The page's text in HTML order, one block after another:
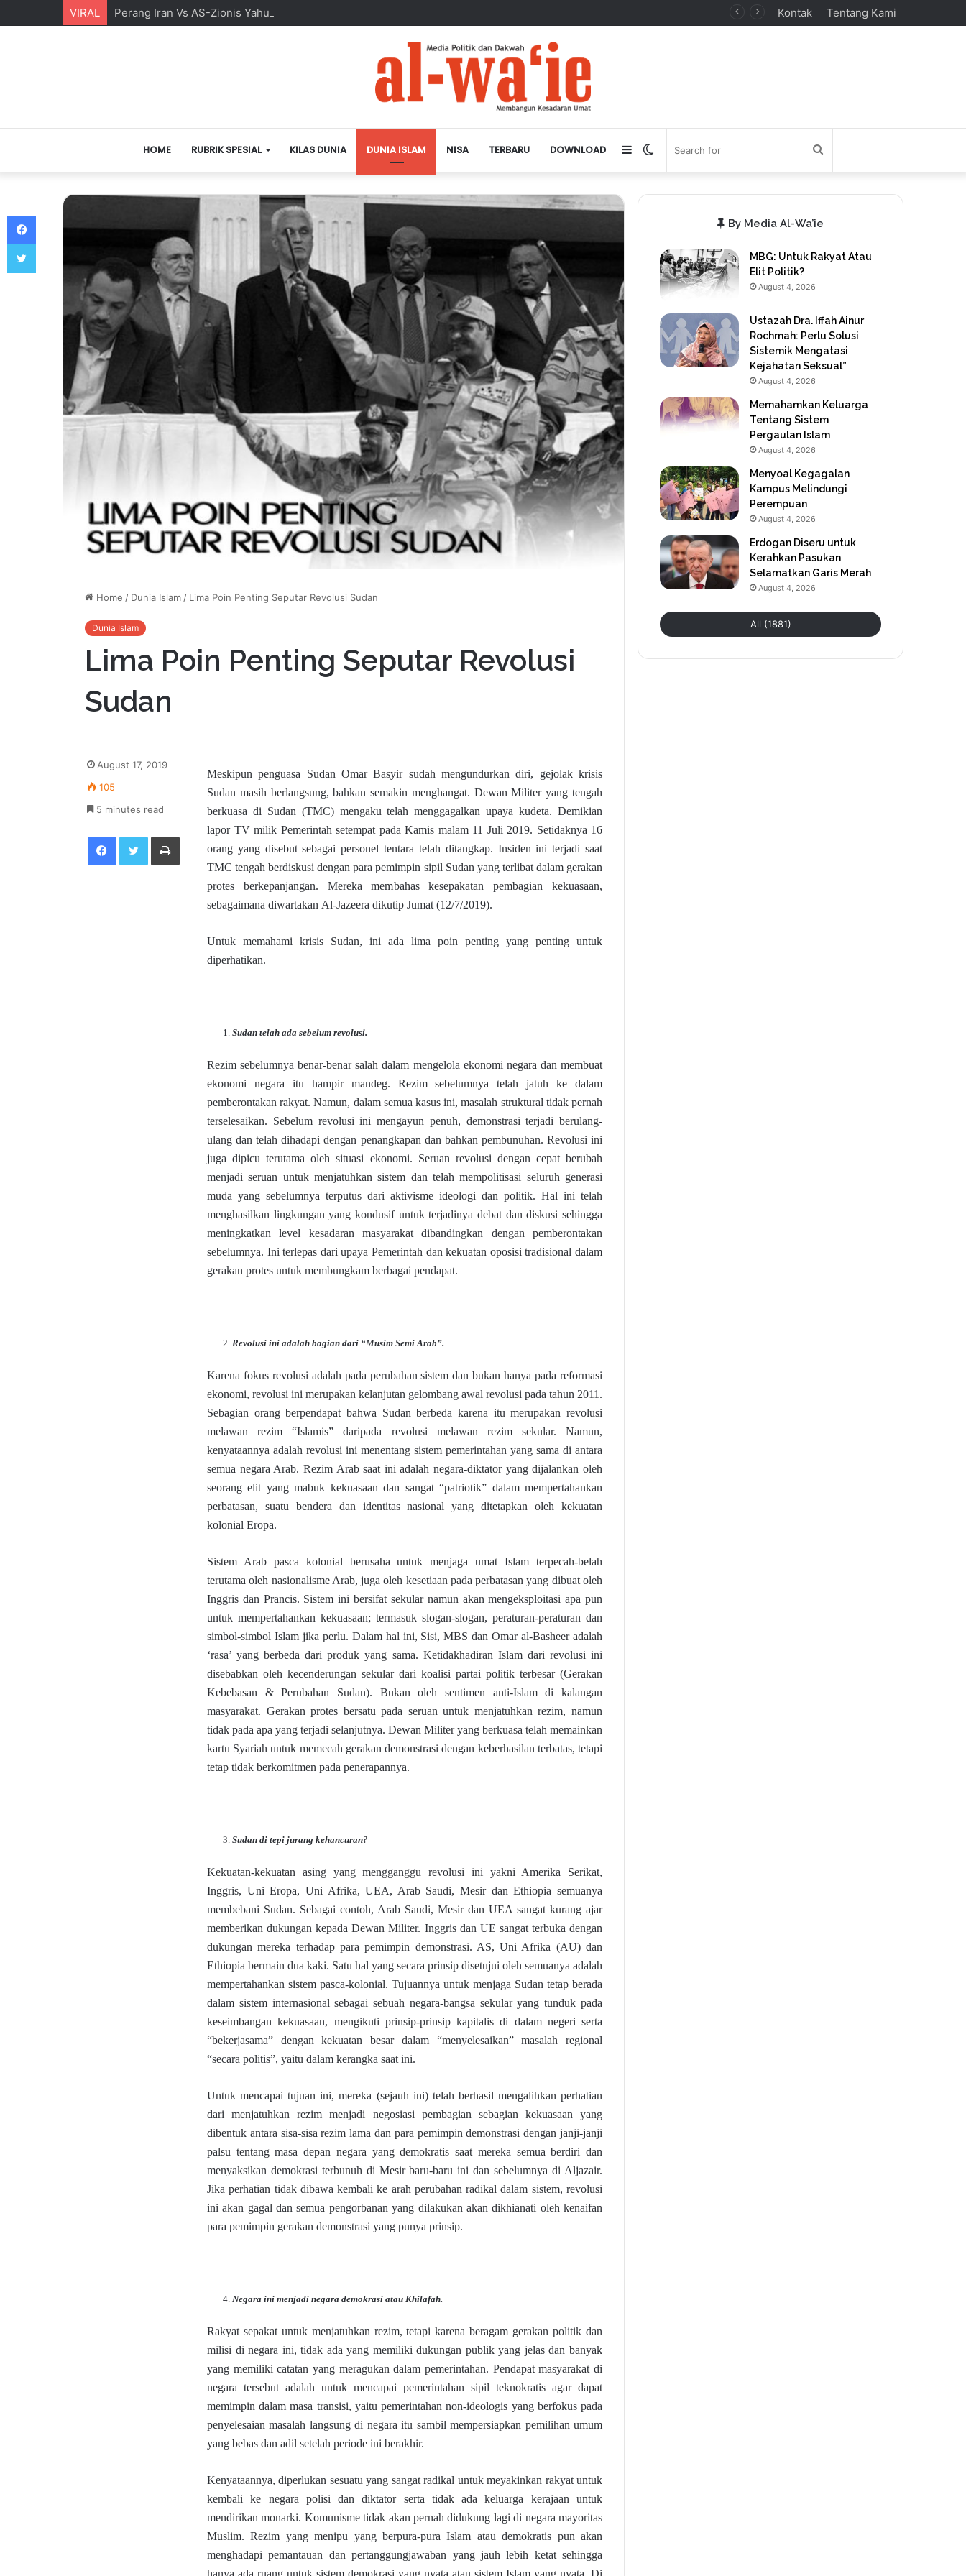
VIRAL Perang Iran Vs AS-Zionis Yahudi dan Masa Depan Dunia Islam Kontak Tentang Kami
HOME RUBRIK SPESIAL KILAS DUNIA DUNIA ISLAM NISA TERBARU DOWNLOAD
for
Switch
skin
Sidebar
Home / Dunia Islam / Lima Poin Penting Seputar Revolusi Sudan
Dunia Islam
Lima Poin Penting Seputar Revolusi
Sudan
Meskipun penguasa Sudan Omar Basyir sudah mengundurkan diri, gejolak krisis
Sudan masih berlangsung, bahkan semakin menghangat. Dewan Militer yang tengah
berkuasa di Sudan (TMC) mengaku telah menggagalkan upaya kudeta. Demikian
lapor TV milik Pemerintah setempat pada Kamis malam 11 Juli 2019. Setidaknya 16
orang yang disebut sebagai personel tentara telah ditangkap. Insiden ini terjadi saat
TMC tengah berdiskusi dengan para pemimpin sipil Sudan yang terlibat dalam gerakan
protes berkepanjangan. Mereka membahas kesepakatan pembagian kekuasaan,
sebagaimana diwartakan Al-Jazeera dikutip Jumat (12/7/2019).
Untuk memahami krisis Sudan, ini ada lima poin penting yang penting untuk
diperhatikan.
Sudan telah ada sebelum revolusi.
Rezim sebelumnya benar-benar salah dalam mengelola ekonomi negara dan membuat
ekonomi negara itu hampir mandeg. Rezim sebelumnya telah jatuh ke dalam
pemberontakan rakyat. Namun, dalam semua kasus ini, masalah struktural tidak pernah
terselesaikan. Sebelum revolusi ini mengayun penuh, demonstrasi terjadi berulang-
ulang dan telah dihadapi dengan penangkapan dan bahkan pembunuhan. Revolusi ini
juga dipicu terutama oleh situasi ekonomi. Seruan revolusi dengan cepat berubah
menjadi seruan untuk menjatuhkan sistem dan telah mempolitisasi seluruh generasi
muda yang sebelumnya terputus dari aktivisme ideologi dan politik. Hal ini telah
menghasilkan lingkungan yang kondusif untuk terjadinya debat dan diskusi sehingga
meningkatkan level kesadaran masyarakat dibandingkan dengan pemberontakan
sebelumnya. Ini terlepas dari upaya Pemerintah dan kekuatan oposisi tradisional dalam
gerakan protes untuk membungkam berbagai pendapat.
Revolusi ini adalah bagian dari “Musim Semi Arab”.
Karena fokus revolusi adalah pada perubahan sistem dan bukan hanya pada reformasi
ekonomi, revolusi ini merupakan kelanjutan gelombang awal revolusi pada tahun 2011.
Sebagian orang berpendapat bahwa Sudan berbeda karena itu merupakan revolusi
melawan rezim “Islamis” daripada revolusi melawan rezim sekular. Namun,
kenyataannya adalah revolusi ini menentang sistem pemerintahan yang sama di antara
semua negara Arab. Rezim Arab saat ini adalah negara-diktator yang dijalankan oleh
seorang elit yang mabuk kekuasaan dan sangat “patriotik” dalam mempertahankan
perbatasan, suatu bendera dan identitas nasional yang ditetapkan oleh kekuatan
kolonial Eropa.
Sistem Arab pasca kolonial berusaha untuk menjaga umat Islam terpecah-belah
terutama oleh nasionalisme Arab, juga oleh kesetiaan pada perbatasan yang dibuat oleh
Inggris dan Prancis. Sistem ini bersifat sekular namun akan mengeksploitasi apa pun
untuk mempertahankan kekuasaan; termasuk slogan-slogan, peraturan-peraturan dan
simbol-simbol Islam jika perlu. Dalam hal ini, Sisi, MBS dan Omar al-Basheer adalah
‘rasa’ yang berbeda dari produk yang sama. Ketidakhadiran Islam dari revolusi ini
disebabkan oleh kecenderungan sekular dari koalisi partai politik terbesar (Gerakan
Kebebasan & Perubahan Sudan). Bukan oleh sentimen anti-Islam di kalangan
masyarakat. Gerakan protes bersatu pada seruan untuk menjatuhkan rezim, namun
tidak pada apa yang terjadi selanjutnya. Dewan Militer yang berkuasa telah memainkan
kartu Syariah untuk memecah gerakan demonstrasi dengan keberhasilan terbatas, tetapi
tetap tidak berkomitmen pada penerapannya.
Sudan di tepi jurang kehancuran?
Kekuatan-kekuatan asing yang mengganggu revolusi ini yakni Amerika Serikat,
Inggris, Uni Eropa, Uni Afrika, UEA, Arab Saudi, Mesir dan Ethiopia semuanya
membebani Sudan. Sebagai contoh, Arab Saudi, Mesir dan UEA sangat kurang ajar
memberikan dukungan kepada Dewan Militer. Inggris dan UE sangat terbuka dengan
dukungan mereka terhadap para pemimpin demonstrasi. AS, Uni Afrika (AU) dan
Ethiopia bermain dua kaki. Satu hal yang secara prinsip disetujui oleh semuanya adalah
mempertahankan sistem pasca-kolonial. Tujuannya untuk menjaga Sudan tetap berada
dalam sistem internasional sebagai sebuah negara-bangsa sekular yang tunduk pada
keseimbangan kekuasaan, mengikuti prinsip-prinsip kapitalis di dalam negeri serta
“bekerjasama” dengan kekuatan besar dalam “menyelesaikan” masalah regional
“secara politis”, yaitu dalam kerangka saat ini.
Untuk mencapai tujuan ini, mereka (sejauh ini) telah berhasil mengalihkan perhatian
dari menjatuhkan rezim menjadi negosiasi pembagian sebagian kekuasaan yang
dibentuk antara sisa-sisa rezim lama dan para pemimpin demonstrasi dengan janji-janji
palsu tentang masa depan negara yang demokratis saat mereka semua berdiri dan
menyaksikan demokrasi terbunuh di Mesir baru-baru ini dan sebelumnya di Aljazair.
Jika perhatian tidak dibawa kembali ke arah perubahan radikal dalam sistem, revolusi
ini akan gagal dan semua pengorbanan yang dilakukan akan dikhianati oleh kenaifan
para pemimpin gerakan demonstrasi yang punya prinsip.
Negara ini menjadi negara demokrasi atau Khilafah.
Rakyat sepakat untuk menjatuhkan rezim, tetapi karena beragam gerakan politik dan
milisi di negara ini, tidak ada yang memiliki dukungan publik yang jelas dan banyak
yang memiliki catatan yang meragukan dalam pemerintahan. Pendapat masyarakat di
negara tersebut adalah untuk mencapai pemerintahan sipil teknokratis agar dapat
memimpin dalam masa transisi, yaitu pemerintahan non-ideologis yang berfokus pada
penyelesaian masalah langsung di negara itu sambil mempersiapkan pemilihan umum
yang bebas dan adil setelah periode ini berakhir.
Kenyataannya, diperlukan sesuatu yang sangat radikal untuk meyakinkan rakyat untuk
kembali ke negara polisi dan diktator serta tidak ada keluarga kerajaan untuk
mendirikan monarki. Komunisme tidak akan pernah didukung lagi di negara mayoritas
Muslim. Rezim yang menipu yang berpura-pura Islam atau demokratis pun akan
menghadapi pemantauan dan pertanggungjawaban yang jauh lebih ketat sehingga
hanya ada ruang untuk sistem demokrasi yang nyata atau sistem Islam yang nyata. Di
August 17, 2019
105
5 minutes read
Facebook Twitter Print
By Media Al-Wa’ie
MBG: Untuk Rakyat Atau
Elit Politik?
August 4, 2026
Ustazah Dra. Iffah Ainur
Rochmah: Perlu Solusi
Sistemik Mengatasi
Kejahatan Seksual”
August 4, 2026
Memahamkan Keluarga
Tentang Sistem
Pergaulan Islam
August 4, 2026
Menyoal Kegagalan
Kampus Melindungi
Perempuan
August 4, 2026
Erdogan Diseru untuk
Kerahkan Pasukan
Selamatkan Garis Merah
August 4, 2026
All (1881)